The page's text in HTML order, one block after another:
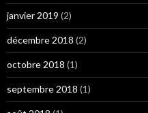
janvier 2019 (2)
décembre 2018 (2)
octobre 2018 (1)
septembre 2018 (1)